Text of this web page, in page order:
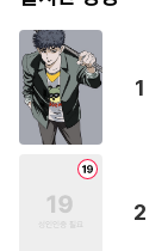
1
2